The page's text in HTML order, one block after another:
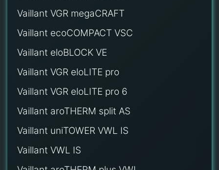
Vaillant VGR megaCRAFT
Vaillant ecoCOMPACT VSC
Vaillant eloBLOCK VE
Vaillant VGR eloLITE pro
Vaillant VGR eloLITE pro 6
Vaillant aroTHERM split AS
Vaillant uniTOWER VWL IS
Vaillant VWL IS